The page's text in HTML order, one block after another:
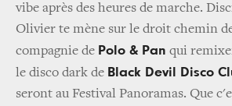
vibe après des heures de marche.
Olivier te mène sur le droit chemin
compagnie de Polo & Pan qui
le disco dark de Black Devil Disco
seront au Festival Panoramas. Que